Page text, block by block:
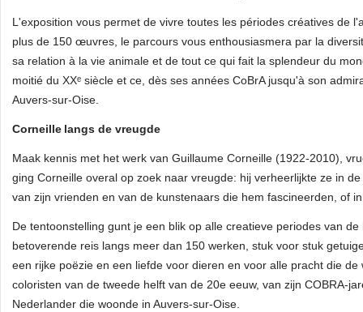
L'exposition vous permet de vivre toutes les périodes créatives de
plus de 150 œuvres, le parcours vous enthousiasmera par la
sa relation à la vie animale et de tout ce qui fait la splendeur du
moitié du XXᵉ siècle et ce, dès ses années CoBrA jusqu'à son
Auvers‑sur‑Oise.
Corneille langs de vreugde
Maak kennis met het werk van Guillaume Corneille (1922-2010),
ging Corneille overal op zoek naar vreugde: hij verheerlijkte ze in
van zijn vrienden en van de kunstenaars die hem fascineerden, of
De tentoonstelling gunt je een blik op alle creatieve periodes van
betoverende reis langs meer dan 150 werken, stuk voor stuk
een rijke poëzie en een liefde voor dieren en voor alle pracht die
coloristen van de tweede helft van de 20e eeuw, van zijn COBRA-
Nederlander die woonde in Auvers-sur-Oise.